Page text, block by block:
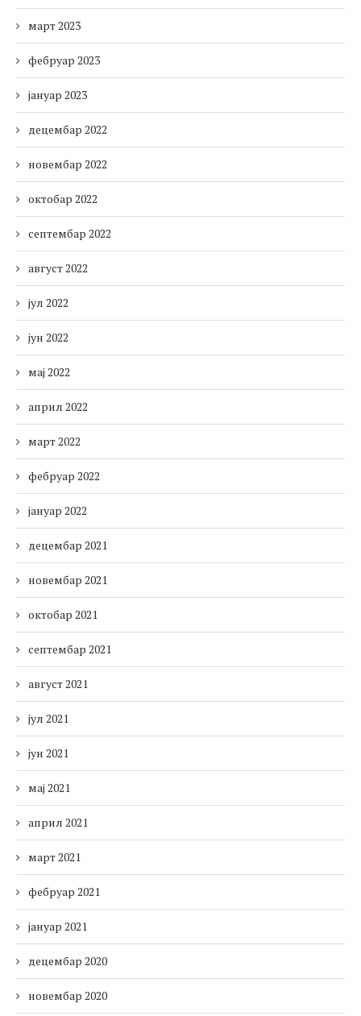
март 2023
фебруар 2023
јануар 2023
децембар 2022
новембар 2022
октобар 2022
септембар 2022
август 2022
јул 2022
јун 2022
мај 2022
април 2022
март 2022
фебруар 2022
јануар 2022
децембар 2021
новембар 2021
октобар 2021
септембар 2021
август 2021
јул 2021
јун 2021
мај 2021
април 2021
март 2021
фебруар 2021
јануар 2021
децембар 2020
новембар 2020